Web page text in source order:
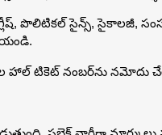
పొలిటికల్ సైన్స్, సైకాలజీ,
హాల్ టికెట్ నంబర్‌ను నమోదు